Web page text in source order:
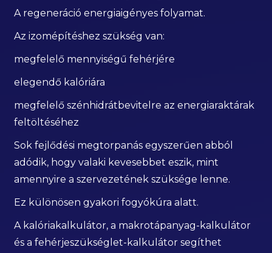
A regeneráció energiaigényes folyamat.
Az izomépítéshez szükség van:
megfelelő mennyiségű fehérjére
elegendő kalóriára
megfelelő szénhidrátbevitelre az energiaraktárak
feltöltéséhez
Sok fejlődési megtorpanás egyszerűen abból
adódik, hogy valaki kevesebbet eszik, mint
amennyire a szervezetének szüksége lenne.
Ez különösen gyakori fogyókúra alatt.
A kalóriakalkulátor, a makrotápanyag-kalkulátor
és a fehérjeszükséglet-kalkulátor segíthet